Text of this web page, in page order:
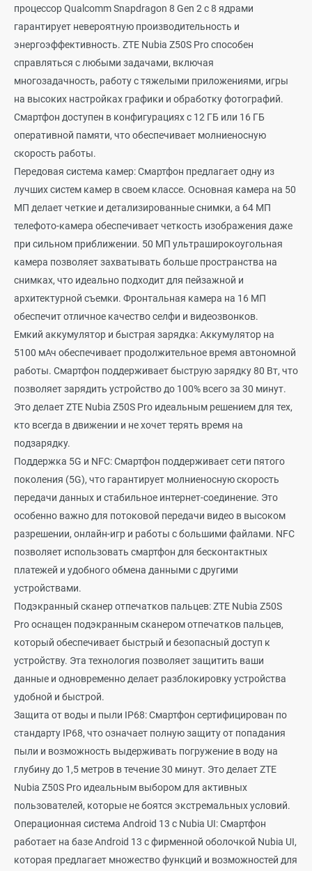
процессор Qualcomm Snapdragon 8 Gen 2 с 8 ядрами
гарантирует невероятную производительность и
энергоэффективность. ZTE Nubia Z50S Pro способен
справляться с любыми задачами, включая
многозадачность, работу с тяжелыми приложениями, игры
на высоких настройках графики и обработку фотографий.
Смартфон доступен в конфигурациях с 12 ГБ или 16 ГБ
оперативной памяти, что обеспечивает молниеносную
скорость работы.
Передовая система камер: Смартфон предлагает одну из
лучших систем камер в своем классе. Основная камера на 50
МП делает четкие и детализированные снимки, а 64 МП
телефото-камера обеспечивает четкость изображения даже
при сильном приближении. 50 МП ультраширокоугольная
камера позволяет захватывать больше пространства на
снимках, что идеально подходит для пейзажной и
архитектурной съемки. Фронтальная камера на 16 МП
обеспечит отличное качество селфи и видеозвонков.
Емкий аккумулятор и быстрая зарядка: Аккумулятор на
5100 мАч обеспечивает продолжительное время автономной
работы. Смартфон поддерживает быструю зарядку 80 Вт, что
позволяет зарядить устройство до 100% всего за 30 минут.
Это делает ZTE Nubia Z50S Pro идеальным решением для тех,
кто всегда в движении и не хочет терять время на
подзарядку.
Поддержка 5G и NFC: Смартфон поддерживает сети пятого
поколения (5G), что гарантирует молниеносную скорость
передачи данных и стабильное интернет-соединение. Это
особенно важно для потоковой передачи видео в высоком
разрешении, онлайн-игр и работы с большими файлами. NFC
позволяет использовать смартфон для бесконтактных
платежей и удобного обмена данными с другими
устройствами.
Подэкранный сканер отпечатков пальцев: ZTE Nubia Z50S
Pro оснащен подэкранным сканером отпечатков пальцев,
который обеспечивает быстрый и безопасный доступ к
устройству. Эта технология позволяет защитить ваши
данные и одновременно делает разблокировку устройства
удобной и быстрой.
Защита от воды и пыли IP68: Смартфон сертифицирован по
стандарту IP68, что означает полную защиту от попадания
пыли и возможность выдерживать погружение в воду на
глубину до 1,5 метров в течение 30 минут. Это делает ZTE
Nubia Z50S Pro идеальным выбором для активных
пользователей, которые не боятся экстремальных условий.
Операционная система Android 13 с Nubia UI: Смартфон
работает на базе Android 13 с фирменной оболочкой Nubia UI,
которая предлагает множество функций и возможностей для